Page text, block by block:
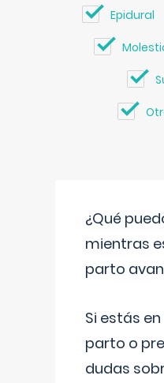
Epidural
¿Qué
mientras
parto
Si estás
parto o
dudas